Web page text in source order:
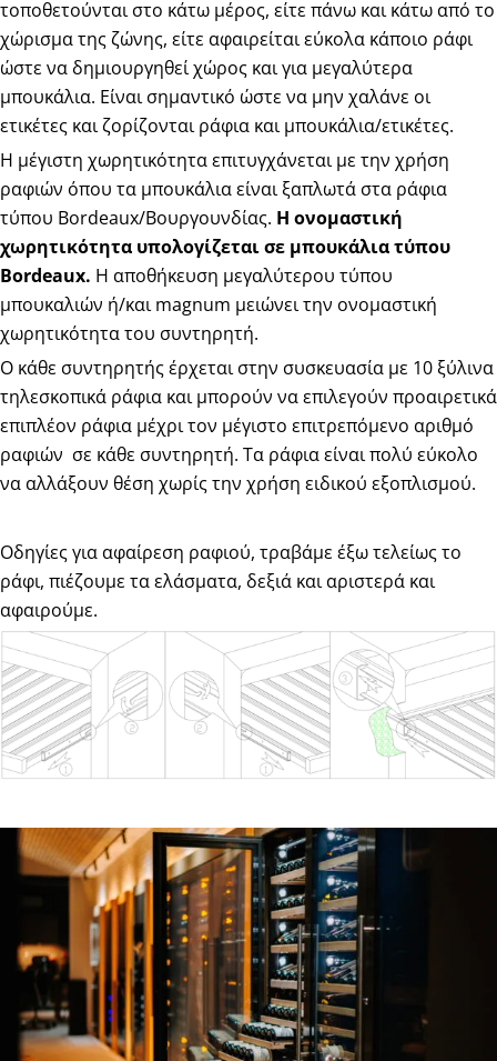
τοποθετούνται στο κάτω μέρος, είτε πάνω και κάτω από το
χώρισμα της ζώνης, είτε αφαιρείται εύκολα κάποιο ράφι
ώστε να δημιουργηθεί χώρος και για μεγαλύτερα
μπουκάλια. Είναι σημαντικό ώστε να μην χαλάνε οι
ετικέτες και ζορίζονται ράφια και μπουκάλια/ετικέτες.
Η μέγιστη χωρητικότητα επιτυγχάνεται με την χρήση
ραφιών όπου τα μπουκάλια είναι ξαπλωτά στα ράφια
τύπου Bordeaux/Βουργουνδίας. Η ονομαστική
χωρητικότητα υπολογίζεται σε μπουκάλια τύπου
Bordeaux. Η αποθήκευση μεγαλύτερου τύπου
μπουκαλιών ή/και magnum μειώνει την ονομαστική
χωρητικότητα του συντηρητή.
Ο κάθε συντηρητής έρχεται στην συσκευασία με 10 ξύλινα
τηλεσκοπικά ράφια και μπορούν να επιλεγούν προαιρετικά
επιπλέον ράφια μέχρι τον μέγιστο επιτρεπόμενο αριθμό
ραφιών σε κάθε συντηρητή. Τα ράφια είναι πολύ εύκολο
να αλλάξουν θέση χωρίς την χρήση ειδικού εξοπλισμού.
Οδηγίες για αφαίρεση ραφιού, τραβάμε έξω τελείως το
ράφι, πιέζουμε τα ελάσματα, δεξιά και αριστερά και
αφαιρούμε.